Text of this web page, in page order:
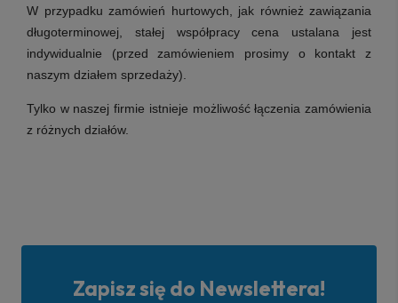
W przypadku zamówień hurtowych, jak również zawiązania
długoterminowej, stałej współpracy cena ustalana jest
indywidualnie (przed zamówieniem prosimy o kontakt z
naszym działem sprzedaży).
Tylko w naszej firmie istnieje możliwość łączenia zamówienia
z różnych działów.
Zapisz się do Newslettera!